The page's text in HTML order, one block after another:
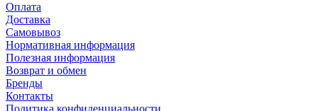
Оплата
Доставка
Самовывоз
Нормативная информация
Полезная информация
Возврат и обмен
Бренды
Контакты
Политика конфиденциальности